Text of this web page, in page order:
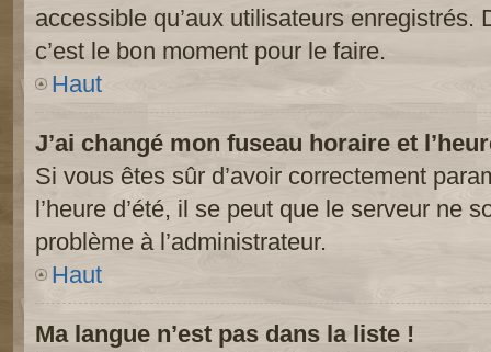
accessible qu’aux utilisateurs enregistrés.
c’est le bon moment pour le faire.
Haut
J’ai changé mon fuseau horaire et
Si vous êtes sûr d’avoir correctement
l’heure d’été, il se peut que le serveur ne
problème à l’administrateur.
Haut
Ma langue n’est pas dans la liste !